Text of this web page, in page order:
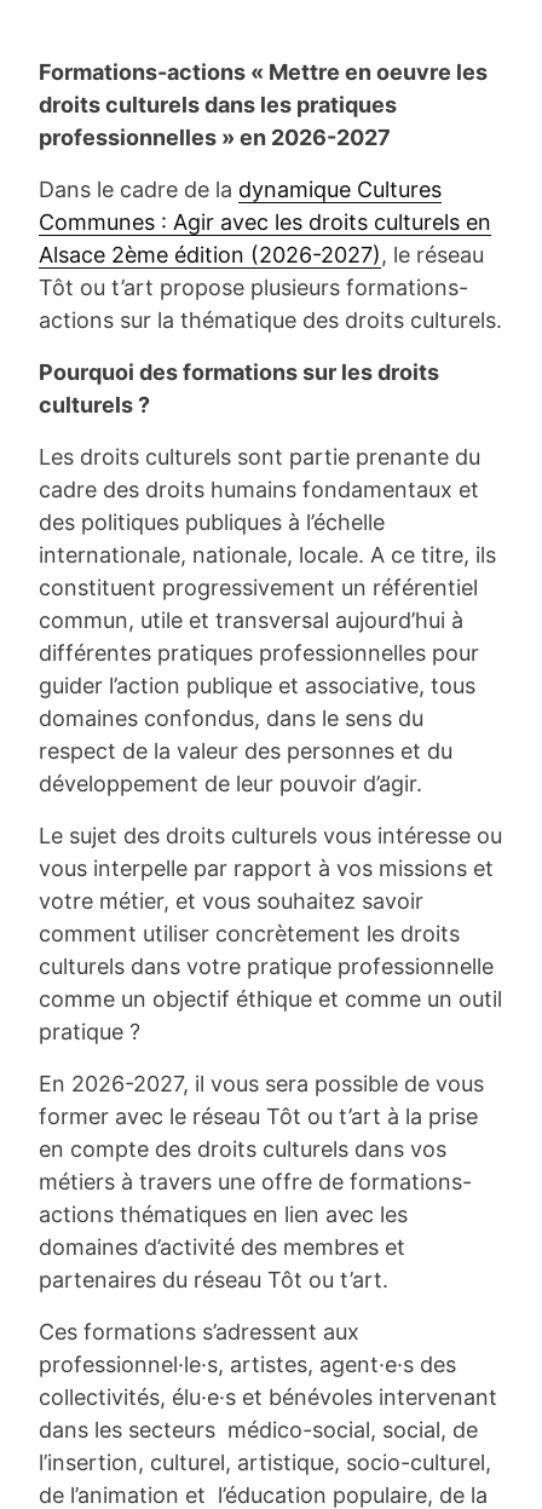
Formations-actions « Mettre en oeuvre les
droits culturels dans les pratiques
professionnelles » en 2026-2027
Dans le cadre de la dynamique Cultures
Communes : Agir avec les droits culturels en
Alsace 2ème édition (2026-2027), le réseau
Tôt ou t’art propose plusieurs formations-
actions sur la thématique des droits culturels.
Pourquoi des formations sur les droits
culturels ?
Les droits culturels sont partie prenante du
cadre des droits humains fondamentaux et
des politiques publiques à l’échelle
internationale, nationale, locale. A ce titre, ils
constituent progressivement un référentiel
commun, utile et transversal aujourd’hui à
différentes pratiques professionnelles pour
guider l’action publique et associative, tous
domaines confondus, dans le sens du
respect de la valeur des personnes et du
développement de leur pouvoir d’agir.
Le sujet des droits culturels vous intéresse ou
vous interpelle par rapport à vos missions et
votre métier, et vous souhaitez savoir
comment utiliser concrètement les droits
culturels dans votre pratique professionnelle
comme un objectif éthique et comme un outil
pratique ?
En 2026-2027, il vous sera possible de vous
former avec le réseau Tôt ou t’art à la prise
en compte des droits culturels dans vos
métiers à travers une offre de formations-
actions thématiques en lien avec les
domaines d’activité des membres et
partenaires du réseau Tôt ou t’art.
Ces formations s’adressent aux
professionnel·le·s, artistes, agent·e·s des
collectivités, élu·e·s et bénévoles intervenant
dans les secteurs médico-social, social, de
l’insertion, culturel, artistique, socio-culturel,
de l’animation et l’éducation populaire, de la